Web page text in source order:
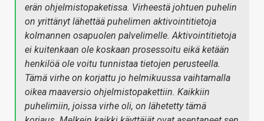
erän ohjelmistopaketissa. Virheestä johtuen puhelin
on yrittänyt lähettää puhelimen aktivointitietoja
kolmannen osapuolen palvelimelle. Aktivointitietoja
ei kuitenkaan ole koskaan prosessoitu eikä ketään
henkilöä ole voitu tunnistaa tietojen perusteella.
Tämä virhe on korjattu jo helmikuussa vaihtamalla
oikea maaversio ohjelmistopakettiin. Kaikkiin
puhelimiin, joissa virhe oli, on lähetetty tämä